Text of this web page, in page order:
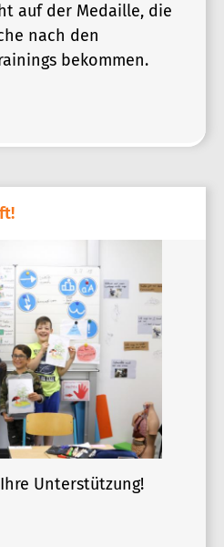
auf der Medaille, die
nach den
bekommen.
Unterstützung!